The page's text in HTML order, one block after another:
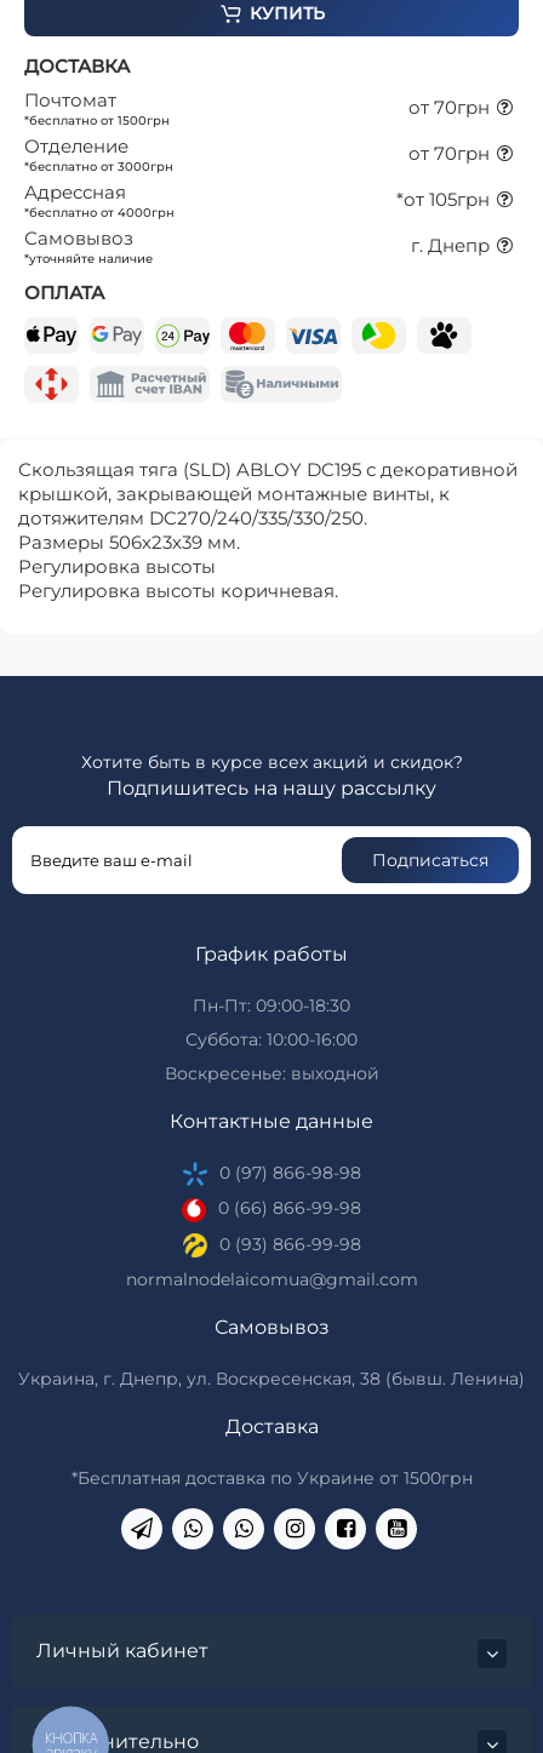
КУПИТЬ
ДОСТАВКА
Почтомат
*бесплатно от 1500грн
от 70грн
Отделение
*бесплатно от 3000грн
от 70грн
Адрессная
*бесплатно от 4000грн
*от 105грн
Самовывоз
*уточняйте наличие
г. Днепр
ОПЛАТА
Скользящая тяга (SLD) ABLOY DC195 с декоративной
крышкой, закрывающей монтажные винты, к
дотяжителям DC270/240/335/330/250.
Размеры 506х23х39 мм.
Регулировка высоты
Регулировка высоты коричневая.
Хотите быть в курсе всех акций и скидок?
Подпишитесь на нашу рассылку
Подписаться
График работы
Пн-Пт: 09:00-18:30
Суббота: 10:00-16:00
Воскресенье: выходной
Контактные данные
0 (97) 866-98-98
0 (66) 866-99-98
0 (93) 866-99-98
normalnodelaicomua@gmail.com
Самовывоз
Украина, г. Днепр, ул. Воскресенская, 38 (бывш. Ленина)
Доставка
*Бесплатная доставка по Украине от 1500грн
Личный кабинет
Дополнительно
КНОПКА